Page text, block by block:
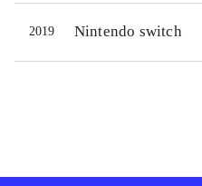
2019 Nintendo switch